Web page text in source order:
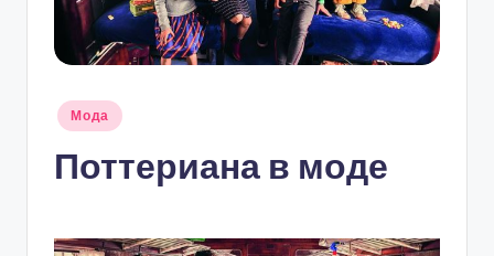
Опубликовано
Мода
Поттериана в моде